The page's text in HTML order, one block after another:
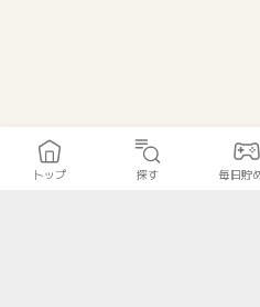
トップ 探す 毎日貯